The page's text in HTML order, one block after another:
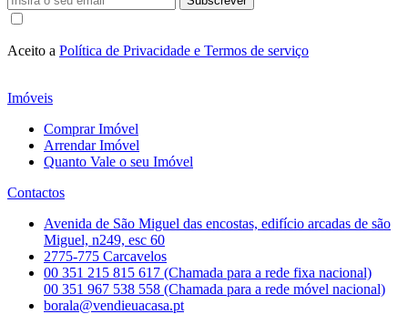
Aceito a Política de Privacidade e Termos de serviço
Imóveis
Comprar Imóvel
Arrendar Imóvel
Quanto Vale o seu Imóvel
Contactos
Avenida de São Miguel das encostas, edifício arcadas de são
Miguel, n249, esc 60
2775-775 Carcavelos
00 351 215 815 617 (Chamada para a rede fixa nacional)
00 351 967 538 558 (Chamada para a rede móvel nacional)
borala@vendieuacasa.pt